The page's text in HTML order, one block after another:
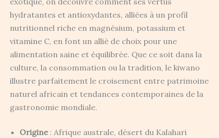
hydratantes et antioxydantes, alliées à un profil
nutritionnel riche en magnésium, potassium et
vitamine C, en font un allié de choix pour une
alimentation saine et équilibrée. Que ce soit dans la
culture, la consommation ou la tradition, le kiwano
illustre parfaitement le croisement entre patrimoine
naturel africain et tendances contemporaines de la
gastronomie mondiale.
Origine: Afrique australe, désert du Kalahari